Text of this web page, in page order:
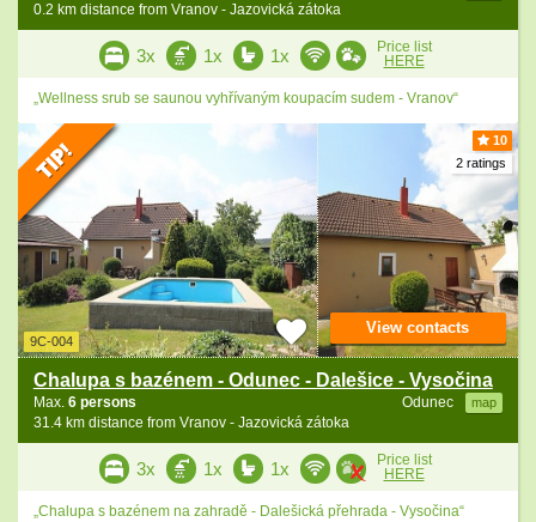
0.2 km distance from Vranov - Jazovická zátoka
3x 1x 1x
Price list
HERE
„Wellness srub se saunou vyhřívaným koupacím sudem - Vranov“
10
2 ratings
9C-004
Chalupa s bazénem - Odunec - Dalešice - Vysočina
Odunec map
Max. 6 persons
31.4 km distance from Vranov - Jazovická zátoka
View contacts
3x 1x 1x
Price list
HERE
„Chalupa s bazénem na zahradě - Dalešická přehrada - Vysočina“